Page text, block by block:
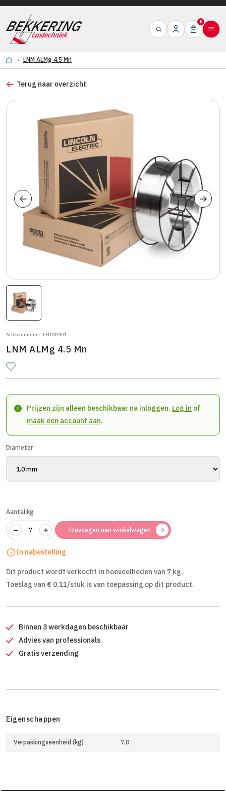
0
LNM ALMg 4.5 Mn
Terug naar overzicht
Artikelnummer: LED701901
LNM ALMg 4.5 Mn
Prijzen zijn alleen beschikbaar na inloggen. Log in of
maak een account aan.
Diameter
Aantal kg
Toevoegen aan winkelwagen
In nabestelling
Dit product wordt verkocht in hoeveelheden van 7 kg.
Toeslag van € 0,11/stuk is van toepassing op dit product.
Binnen 3 werkdagen beschikbaar
Advies van professionals
Gratis verzending
Eigenschappen
Verpakkingseenheid (kg) 7,0